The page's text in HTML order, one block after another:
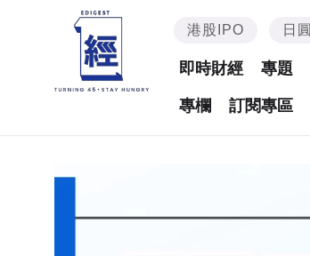
港股IPO 日圓
即時財經 專題
專欄 訂閱專區